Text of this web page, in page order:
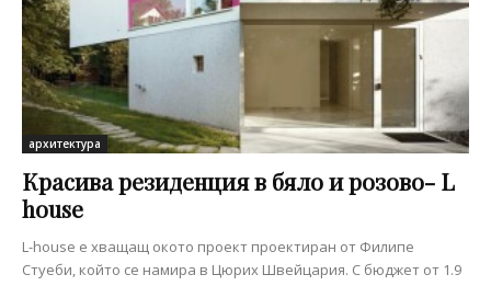
архитектура
Красива резиденция в бяло и розово- L
house
L-house е хващащ окото проект проектиран от Филипе
Стуеби, който се намира в Цюрих Швейцария. С бюджет от 1.9